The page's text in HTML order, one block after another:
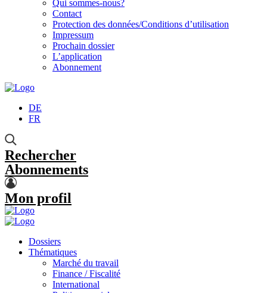
Qui sommes-nous?
Contact
Protection des données/Conditions d’utilisation
Impressum
Prochain dossier
L’application
Abonnement
DE
FR
Rechercher
Abonnements
Mon profil
Dossiers
Thématiques
Marché du travail
Finance / Fiscalité
International